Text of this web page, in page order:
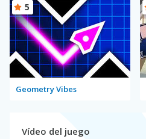
Geometry Vibes
5
Vídeo del juego